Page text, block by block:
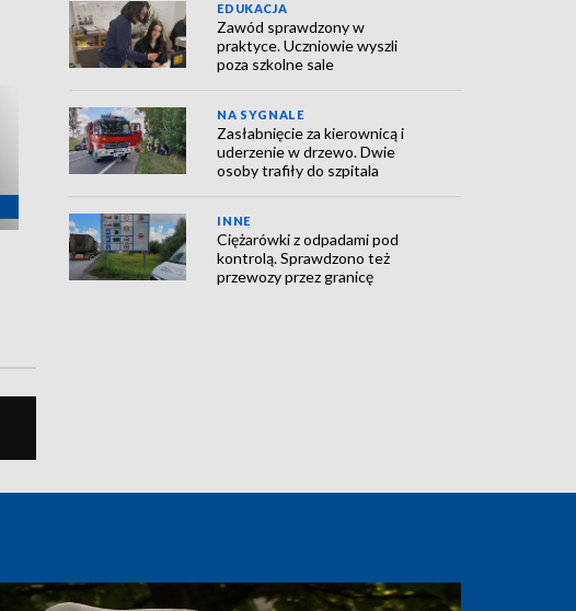
EDUKACJA
Zawód sprawdzony w
praktyce. Uczniowie wyszli
poza szkolne sale
NA SYGNALE
Zasłabnięcie za kierownicą i
uderzenie w drzewo. Dwie
osoby trafiły do szpitala
INNE
Ciężarówki z odpadami pod
kontrolą. Sprawdzono też
przewozy przez granicę